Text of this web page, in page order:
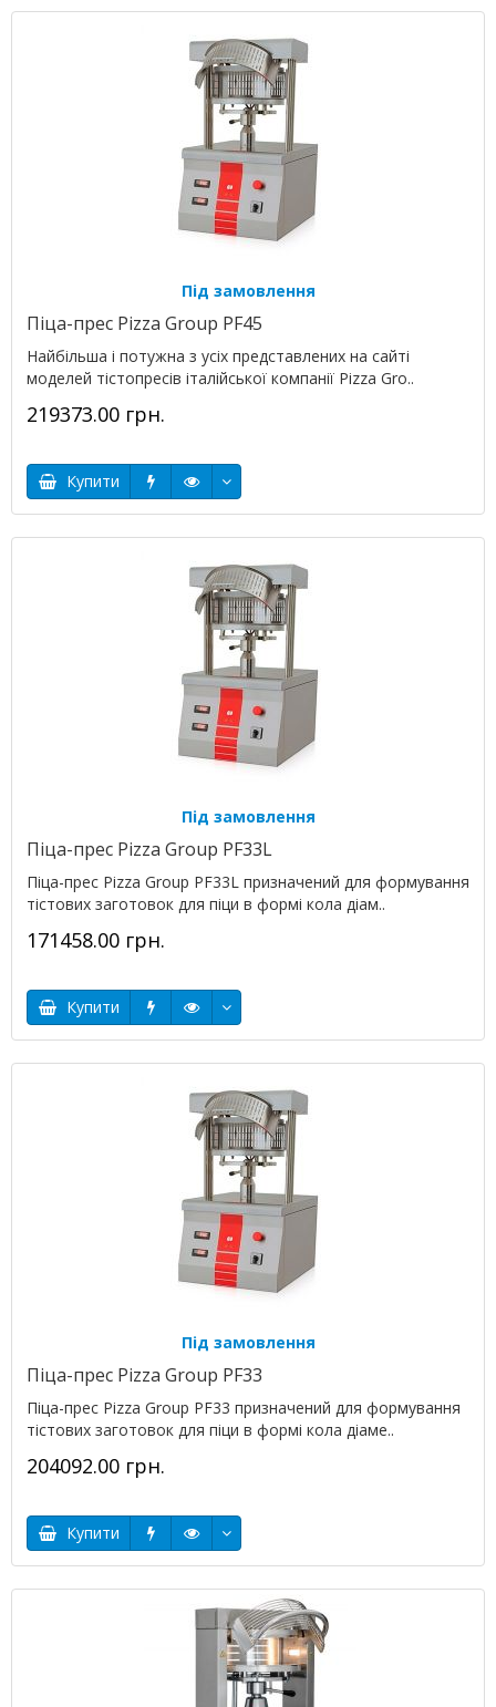
Під замовлення
Піца-прес Pizza Group PF45
Найбільша і потужна з усіх представлених на сайті
моделей тістопресів італійської компанії Pizza Gro..
219373.00 грн.
Купити
Під замовлення
Піца-прес Pizza Group PF33L
Піца-прес Pizza Group PF33L призначений для формування
тістових заготовок для піци в формі кола діам..
171458.00 грн.
Купити
Під замовлення
Піца-прес Pizza Group PF33
Піца-прес Pizza Group PF33 призначений для формування
тістових заготовок для піци в формі кола діаме..
204092.00 грн.
Купити